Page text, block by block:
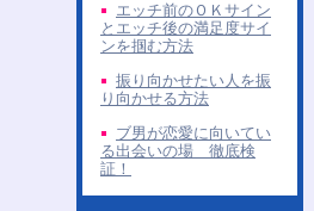
エッチ前のＯＫサイン
とエッチ後の満足度サイ
ンを掴む方法
振り向かせたい人を振
り向かせる方法
ブ男が恋愛に向いてい
る出会いの場 徹底検
証！